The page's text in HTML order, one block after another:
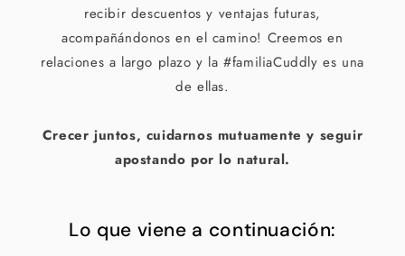
recibir descuentos y ventajas futuras,
acompañándonos en el camino! Creemos en
relaciones a largo plazo y la #familiaCuddly es una
de ellas.
Crecer juntos, cuidarnos mutuamente y seguir
apostando por lo natural.
Lo que viene a continuación: